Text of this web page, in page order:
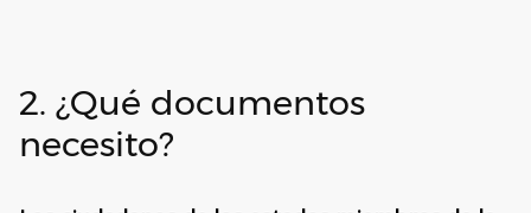
2. ¿Qué documentos
necesito?